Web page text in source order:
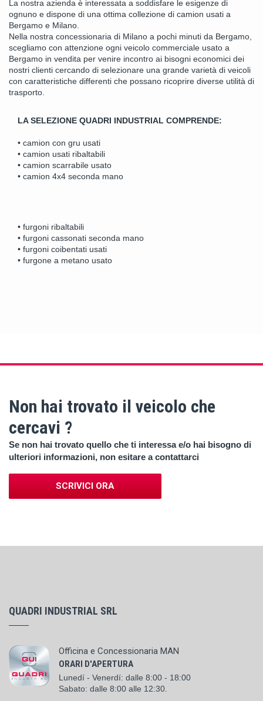
La nostra azienda è interessata a soddisfare le esigenze di
ognuno e dispone di una ottima collezione di camion usati a
Bergamo e Milano.
Nella nostra concessionaria di Milano a pochi minuti da Bergamo,
scegliamo con attenzione ogni veicolo commerciale usato a
Bergamo in vendita per venire incontro ai bisogni economici dei
nostri clienti cercando di selezionare una grande varietà di veicoli
con caratteristiche differenti che possano ricoprire diverse utilità di
trasporto.
LA SELEZIONE QUADRI INDUSTRIAL COMPRENDE:
• camion con gru usati
• camion usati ribaltabili
• camion scarrabile usato
• camion 4x4 seconda mano
• furgoni ribaltabili
• furgoni cassonati seconda mano
• furgoni coibentati usati
• furgone a metano usato
Non hai trovato il veicolo che
cercavi ?
Se non hai trovato quello che ti interessa e/o hai bisogno di
ulteriori informazioni, non esitare a contattarci
SCRIVICI ORA
QUADRI INDUSTRIAL SRL
Officina e Concessionaria MAN
ORARI D'APERTURA
Lunedí - Venerdí: dalle 8:00 - 18:00
Sabato: dalle 8:00 alle 12:30.